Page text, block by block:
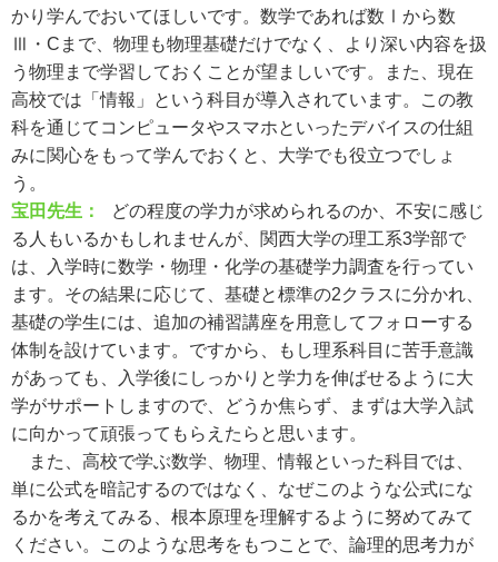
かり学んでおいてほしいです。数学であれば数Ⅰから数
Ⅲ・Cまで、物理も物理基礎だけでなく、より深い内容を扱
う物理まで学習しておくことが望ましいです。また、現在
高校では「情報」という科目が導入されています。この教
科を通じてコンピュータやスマホといったデバイスの仕組
みに関心をもって学んでおくと、大学でも役立つでしょ
う。
宝田先生：
どの程度の学力が求められるのか、不安に感じ
る人もいるかもしれませんが、関西大学の理工系3学部で
は、入学時に数学・物理・化学の基礎学力調査を行ってい
ます。その結果に応じて、基礎と標準の2クラスに分かれ、
基礎の学生には、追加の補習講座を用意してフォローする
体制を設けています。ですから、もし理系科目に苦手意識
があっても、入学後にしっかりと学力を伸ばせるように大
学がサポートしますので、どうか焦らず、まずは大学入試
に向かって頑張ってもらえたらと思います。
また、高校で学ぶ数学、物理、情報といった科目では、
単に公式を暗記するのではなく、なぜこのような公式にな
るかを考えてみる、根本原理を理解するように努めてみて
ください。このような思考をもつことで、論理的思考力が